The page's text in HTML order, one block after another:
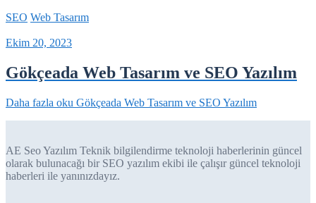
SEO Web Tasarım
Ekim 20, 2023
Gökçeada Web Tasarım ve SEO Yazılım
Daha fazla oku Gökçeada Web Tasarım ve SEO Yazılım
AE Seo Yazılım Teknik bilgilendirme teknoloji haberlerinin güncel
olarak bulunacağı bir SEO yazılım ekibi ile çalışır güncel teknoloji
haberleri ile yanınızdayız.